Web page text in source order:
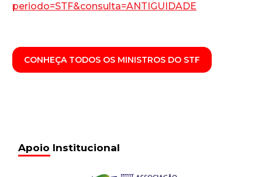
periodo=STF&consulta=ANTIGUIDADE
CONHEÇA TODOS OS MINISTROS DO STF
Apoio Institucional